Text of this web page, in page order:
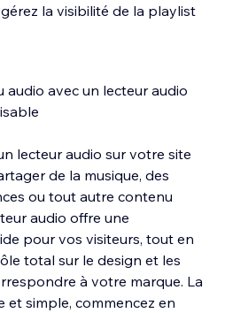
la visibilité de la playlist
avec un lecteur audio
lecteur audio sur votre site
de la musique, des
ou tout autre contenu
audio offre une
pour vos visiteurs, tout en
total sur le design et les
à votre marque. La
simple, commencez en